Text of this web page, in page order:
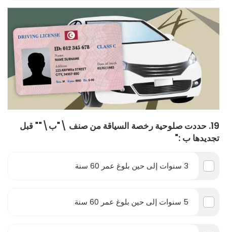
19. حددت صلوحية رخصة السياقة من صنف \"ب\"" قبل
تجديدها ب :"
3 سنوات إلى حين بلوغ عمر 60 سنة
5 سنوات إلى حين بلوغ عمر 60 سنة